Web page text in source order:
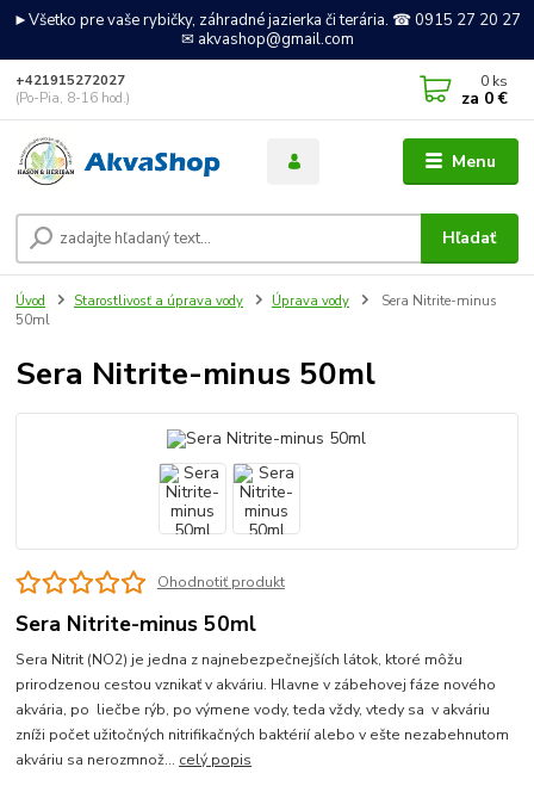
►Všetko pre vaše rybičky, záhradné jazierka či terária. ☎ 0915 27 20 27
✉ akvashop@gmail.com
Menu
Hľadať
+421915272027
(Po-Pia, 8-16 hod.)
0 ks
za 0 €
Úvod Starostlivosť a úprava vody Úprava vody
Sera Nitrite-minus
50ml
Sera Nitrite-minus 50ml
Ohodnotiť produkt
Sera Nitrite-minus 50ml
Sera Nitrit (NO2) je jedna z najnebezpečnejších látok, ktoré môžu
prirodzenou cestou vznikať v akváriu. Hlavne v zábehovej fáze nového
akvária, po liečbe rýb, po výmene vody, teda vždy, vtedy sa v akváriu
zníži počet užitočných nitrifikačných baktérií alebo v ešte nezabehnutom
akváriu sa nerozmnož... celý popis